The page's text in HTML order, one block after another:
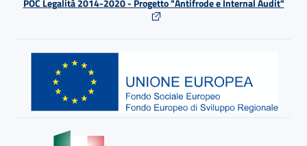
POC Legalità 2014-2020 - Progetto "Antifrode e Internal Audit"